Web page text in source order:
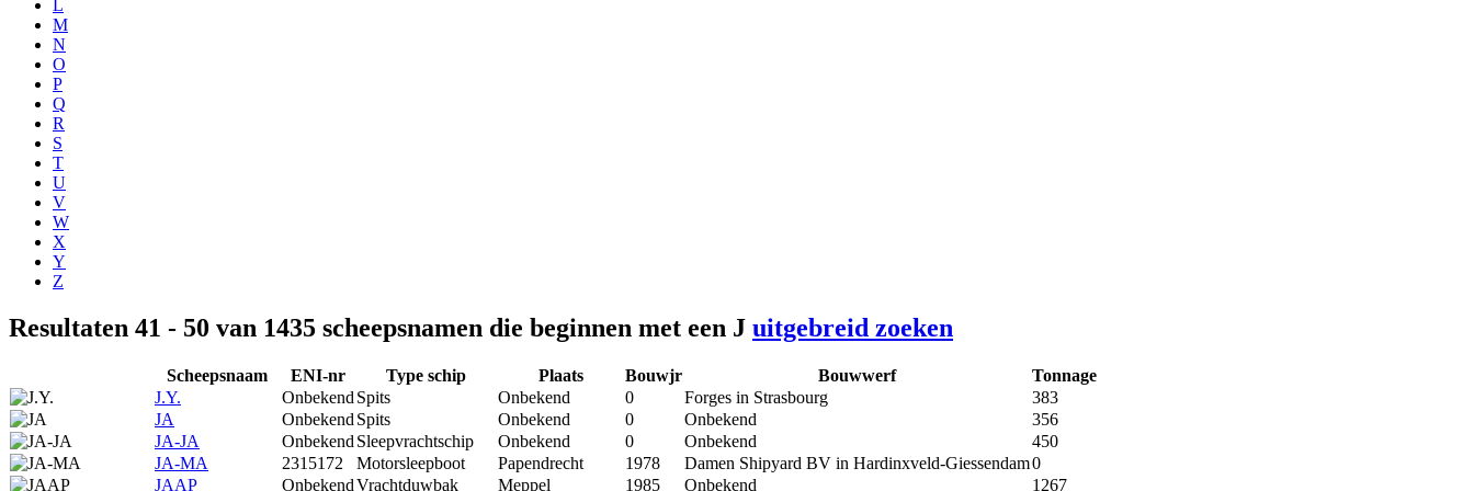
L
M
N
O
P
Q
R
S
T
U
V
W
X
Y
Z
Resultaten 41 - 50 van 1435 scheepsnamen die beginnen met een J uitgebreid zoeken
Scheepsnaam ENI-nr Type schip Plaats Bouwjr Bouwwerf
Tonnage
J.Y.
Onbekend Spits Onbekend 0 Forges in Strasbourg
383
JA
Onbekend Spits Onbekend 0 Onbekend
356
JA-JA
Onbekend Sleepvrachtschip Onbekend 0 Onbekend
450
JA-MA
2315172 Motorsleepboot Papendrecht 1978 Damen Shipyard BV in Hardinxveld-Giessendam0
JAAP
OnbekendVrachtduwbak Meppel 1985 Onbekend 1267